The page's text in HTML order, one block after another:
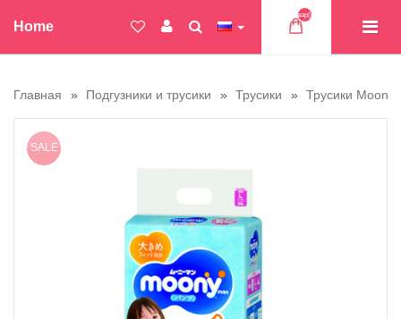
Home
Товар(ов)
Главная Подгузники и трусики Трусики Трусики Moony
SALE